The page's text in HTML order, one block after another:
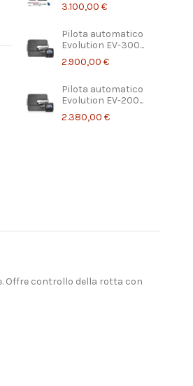
3.100,00 €
Pilota automatico
Evolution EV-300...
2.900,00 €
Pilota automatico
Evolution EV-200...
2.380,00 €
Offre controllo della rotta con